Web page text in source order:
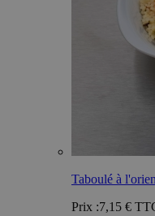
Taboulé à
Prix :7,15 €